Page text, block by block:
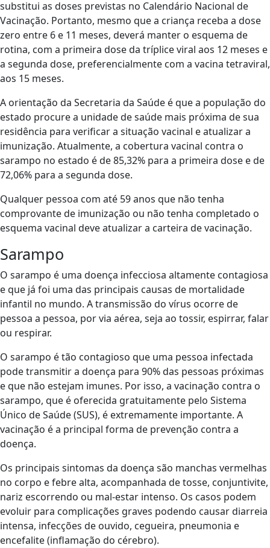
substitui as doses previstas no Calendário Nacional de
Vacinação. Portanto, mesmo que a criança receba a dose
zero entre 6 e 11 meses, deverá manter o esquema de
rotina, com a primeira dose da tríplice viral aos 12 meses e
a segunda dose, preferencialmente com a vacina tetraviral,
aos 15 meses.
A orientação da Secretaria da Saúde é que a população do
estado procure a unidade de saúde mais próxima de sua
residência para verificar a situação vacinal e atualizar a
imunização. Atualmente, a cobertura vacinal contra o
sarampo no estado é de 85,32% para a primeira dose e de
72,06% para a segunda dose.
Qualquer pessoa com até 59 anos que não tenha
comprovante de imunização ou não tenha completado o
esquema vacinal deve atualizar a carteira de vacinação.
Sarampo
O sarampo é uma doença infecciosa altamente contagiosa
e que já foi uma das principais causas de mortalidade
infantil no mundo. A transmissão do vírus ocorre de
pessoa a pessoa, por via aérea, seja ao tossir, espirrar, falar
ou respirar.
O sarampo é tão contagioso que uma pessoa infectada
pode transmitir a doença para 90% das pessoas próximas
e que não estejam imunes. Por isso, a vacinação contra o
sarampo, que é oferecida gratuitamente pelo Sistema
Único de Saúde (SUS), é extremamente importante. A
vacinação é a principal forma de prevenção contra a
doença.
Os principais sintomas da doença são manchas vermelhas
no corpo e febre alta, acompanhada de tosse, conjuntivite,
nariz escorrendo ou mal-estar intenso. Os casos podem
evoluir para complicações graves podendo causar diarreia
intensa, infecções de ouvido, cegueira, pneumonia e
encefalite (inflamação do cérebro).